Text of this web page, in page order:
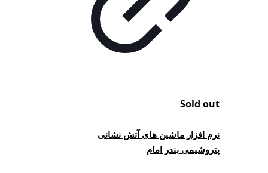
Sold out
نرم افزار ماشین های آتش نشانی
پتروشیمی بندر امام